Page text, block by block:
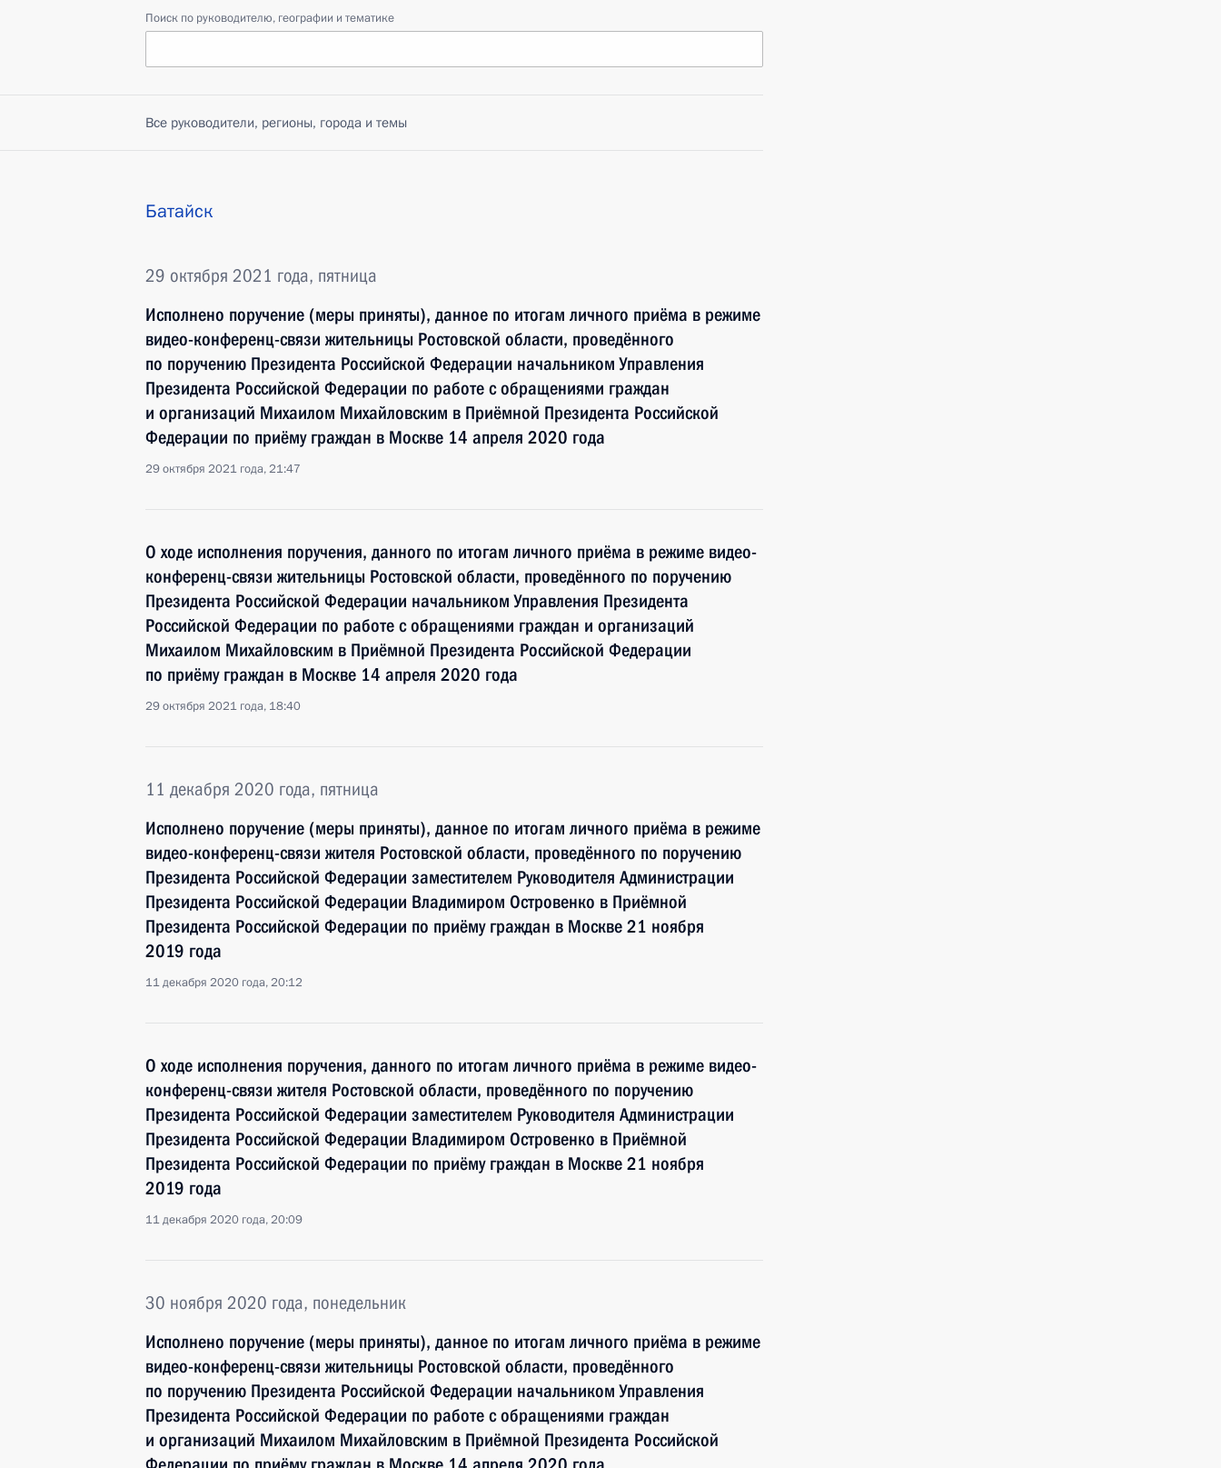
Поиск по руководителю, географии и тематике
Все руководители, регионы, города и темы
Батайск
29 октября 2021 года, пятница
Исполнено поручение (меры приняты), данное по итогам личного приёма в режиме
видео-конференц-связи жительницы Ростовской области, проведённого
по поручению Президента Российской Федерации начальником Управления
Президента Российской Федерации по работе с обращениями граждан
и организаций Михаилом Михайловским в Приёмной Президента Российской
Федерации по приёму граждан в Москве 14 апреля 2020 года
29 октября 2021 года, 21:47
О ходе исполнения поручения, данного по итогам личного приёма в режиме видео-
конференц-связи жительницы Ростовской области, проведённого по поручению
Президента Российской Федерации начальником Управления Президента
Российской Федерации по работе с обращениями граждан и организаций
Михаилом Михайловским в Приёмной Президента Российской Федерации
по приёму граждан в Москве 14 апреля 2020 года
29 октября 2021 года, 18:40
11 декабря 2020 года, пятница
Исполнено поручение (меры приняты), данное по итогам личного приёма в режиме
видео-конференц-связи жителя Ростовской области, проведённого по поручению
Президента Российской Федерации заместителем Руководителя Администрации
Президента Российской Федерации Владимиром Островенко в Приёмной
Президента Российской Федерации по приёму граждан в Москве 21 ноября
2019 года
11 декабря 2020 года, 20:12
О ходе исполнения поручения, данного по итогам личного приёма в режиме видео-
конференц-связи жителя Ростовской области, проведённого по поручению
Президента Российской Федерации заместителем Руководителя Администрации
Президента Российской Федерации Владимиром Островенко в Приёмной
Президента Российской Федерации по приёму граждан в Москве 21 ноября
2019 года
11 декабря 2020 года, 20:09
30 ноября 2020 года, понедельник
Исполнено поручение (меры приняты), данное по итогам личного приёма в режиме
видео-конференц-связи жительницы Ростовской области, проведённого
по поручению Президента Российской Федерации начальником Управления
Президента Российской Федерации по работе с обращениями граждан
и организаций Михаилом Михайловским в Приёмной Президента Российской